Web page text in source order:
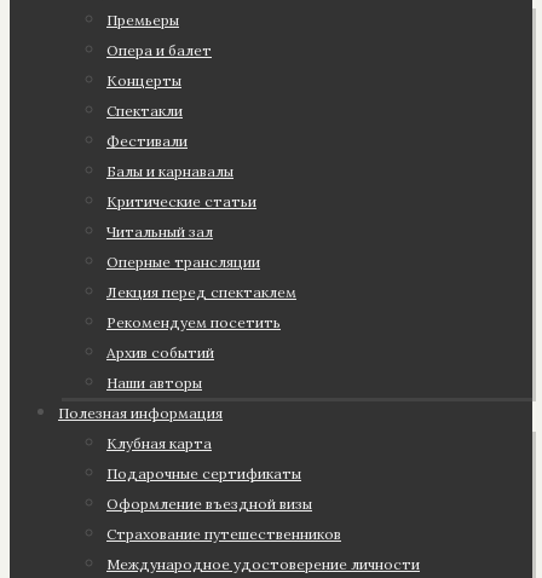
Премьеры
Опера и балет
Концерты
Спектакли
Фестивали
Балы и карнавалы
Критические статьи
Читальный зал
Оперные трансляции
Лекция перед спектаклем
Рекомендуем посетить
Архив событий
Наши авторы
Полезная информация
Клубная карта
Подарочные сертификаты
Оформление въездной визы
Страхование путешественников
Международное удостоверение личности